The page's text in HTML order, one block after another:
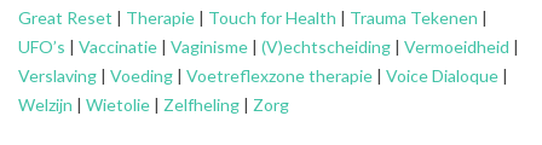
Great Reset | Therapie | Touch for Health | Trauma Tekenen |
UFO’s | Vaccinatie | Vaginisme | (V)echtscheiding | Vermoeidheid |
Verslaving | Voeding | Voetreflexzone therapie | Voice Dialoque |
Welzijn | Wietolie | Zelfheling | Zorg